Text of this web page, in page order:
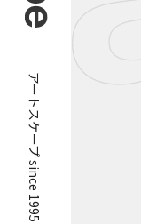
アートスケープ since 1995